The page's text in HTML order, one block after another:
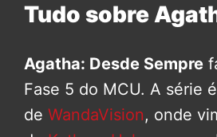
Tudo sobre
Agatha: Desde Sempre
Fase 5 do MCU. A série
de WandaVision, onde